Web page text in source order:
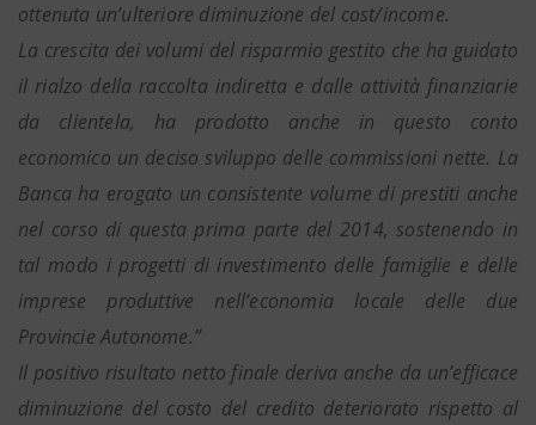
ottenuta un’ulteriore diminuzione del cost/income.
La crescita dei volumi del risparmio gestito che ha guidato
il rialzo della raccolta indiretta e dalle attività finanziarie
da clientela, ha prodotto anche in questo conto
economico un deciso sviluppo delle commissioni nette. La
Banca ha erogato un consistente volume di prestiti anche
nel corso di questa prima parte del 2014, sostenendo in
tal modo i progetti di investimento delle famiglie e delle
imprese produttive nell’economia locale delle due
Provincie Autonome.”
Il positivo risultato netto finale deriva anche da un’efficace
diminuzione del costo del credito deteriorato rispetto al